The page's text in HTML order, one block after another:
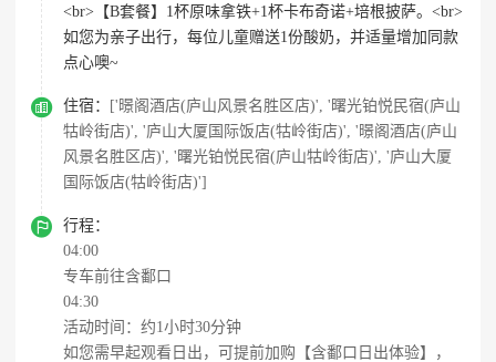
<br>【B套餐】1杯原味拿铁+1杯卡布奇诺+培根披萨。<br>
如您为亲子出行，每位儿童赠送1份酸奶，并适量增加同款
点心噢~
 住宿：
['暻阁酒店(庐山风景名胜区店)', '曙光铂悦民宿(庐山
牯岭街店)', '庐山大厦国际饭店(牯岭街店)', '暻阁酒店(庐山
风景名胜区店)', '曙光铂悦民宿(庐山牯岭街店)', '庐山大厦
国际饭店(牯岭街店)']

行程：
04:00
专车前往含鄱口
04:30
活动时间：约1小时30分钟
如您需早起观看日出，可提前加购【含鄱口日出体验】，